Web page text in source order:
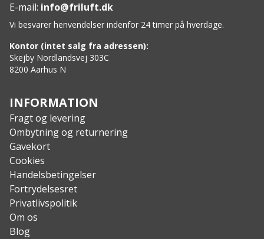
materialer og kan genbruges.
Specs:
Dimensioner: 183 x 64 x 7.6 cm
Minimum vægt: 480 g
Pakket vægt: 560 g
R-værdi: 2,5
Tykkelse: 7,6 cm
Isolering: Metaliseret film
Stof: 100% PCR PU Polyester, Bluesign-certificeret.
Inkluderer: Velcrorem, reparationslapper, Vortex
pumpepose og opbevaringspose.
E-mail: info@friluft.dk
Vi besvarer henvendelser indenfor 24 timer på hverdage.
Kontor (intet salg fra adressen):
Skejby Nordlandsvej 303C
8200 Aarhus N
INFORMATION
Fragt og levering
Ombytning og returnering
Gavekort
Cookies
Handelsbetingelser
Fortrydelsesret
Privatlivspolitik
Om os
Blog